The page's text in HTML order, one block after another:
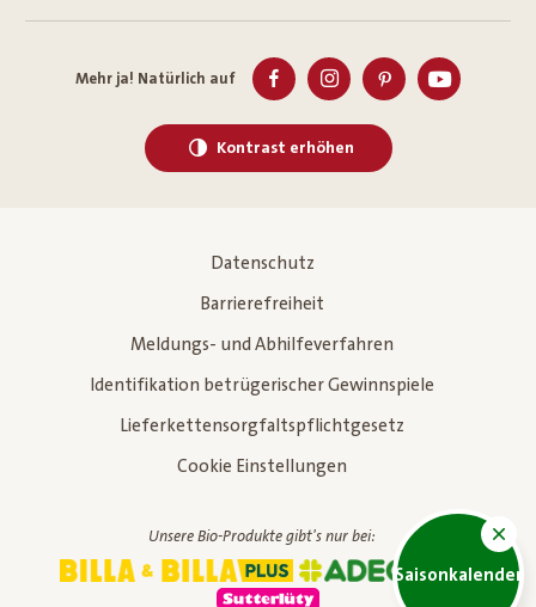
Saisonkalender
Mehr ja! Natürlich auf
Kontrast erhöhen
Datenschutz
Barrierefreiheit
Meldungs- und Abhilfeverfahren
Identifikation betrügerischer Gewinnspiele
Lieferkettensorgfaltspflichtgesetz
Cookie Einstellungen
Unsere Bio-Produkte gibt's nur bei: